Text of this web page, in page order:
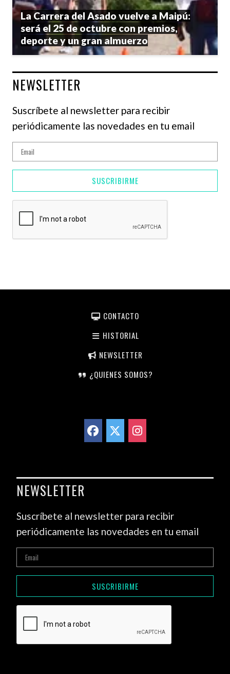
La Carrera del Asado vuelve a Maipú:
será el 25 de octubre con premios,
deporte y un gran almuerzo
NEWSLETTER
Suscríbete al newsletter para recibir
periódicamente las novedades en tu email
SUSCRIBIRME
CONTACTO
HISTORIAL
NEWSLETTER
¿QUIENES SOMOS?
NEWSLETTER
Suscríbete al newsletter para recibir
periódicamente las novedades en tu email
SUSCRIBIRME